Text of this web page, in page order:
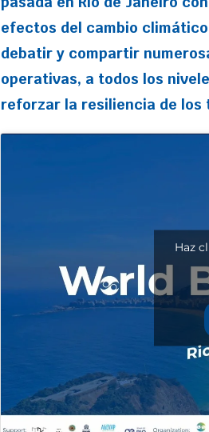
efectos del cambio
debatir y compartir
operativas, a todos los
reforzar la resiliencia de
Haz